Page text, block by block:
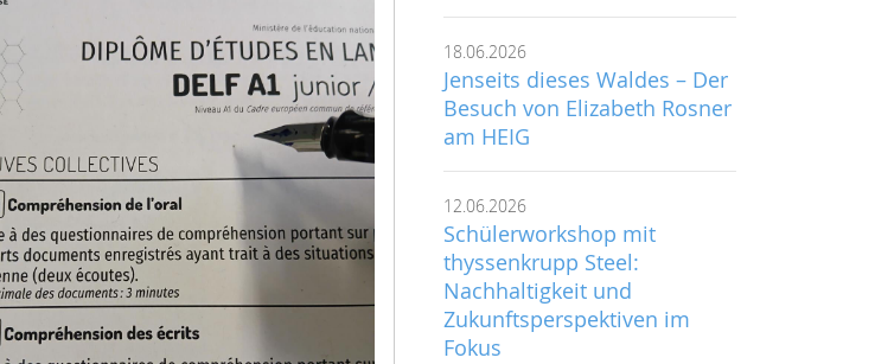
18.06.2026
Jenseits dieses Waldes – Der
Besuch von Elizabeth Rosner
am HEIG
12.06.2026
Schülerworkshop mit
thyssenkrupp Steel:
Nachhaltigkeit und
Zukunftsperspektiven im
Fokus